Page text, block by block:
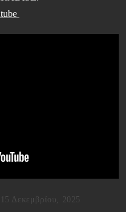
15 Δεκεμβρίου, 2025